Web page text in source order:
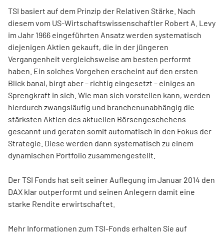
TSI basiert auf dem Prinzip der Relativen Stärke. Nach
diesem vom US-Wirtschaftswissenschaftler Robert A. Levy
im Jahr 1966 eingeführten Ansatz werden systematisch
diejenigen Aktien gekauft, die in der jüngeren
Vergangenheit vergleichsweise am besten performt
haben. Ein solches Vorgehen erscheint auf den ersten
Blick banal, birgt aber – richtig eingesetzt – einiges an
Sprengkraft in sich. Wie man sich vorstellen kann, werden
hierdurch zwangsläufig und branchenunabhängig die
stärksten Aktien des aktuellen Börsengeschehens
gescannt und geraten somit automatisch in den Fokus der
Strategie. Diese werden dann systematisch zu einem
dynamischen Portfolio zusammengestellt.
Der TSI Fonds hat seit seiner Auflegung im Januar 2014 den
DAX klar outperformt und seinen Anlegern damit eine
starke Rendite erwirtschaftet.
Mehr Informationen zum TSI-Fonds erhalten Sie auf